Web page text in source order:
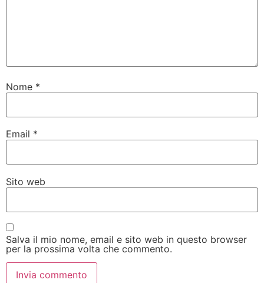
Nome *
Email *
Sito web
Salva il mio nome, email e sito web in questo browser
per la prossima volta che commento.